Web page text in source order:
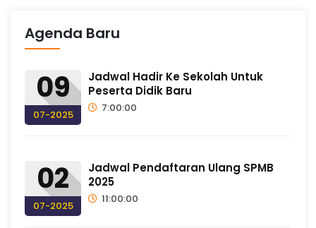
Agenda Baru
09
07-2025
Jadwal Hadir Ke Sekolah Untuk
Peserta Didik Baru
7:00:00
02
07-2025
Jadwal Pendaftaran Ulang SPMB
2025
11:00:00